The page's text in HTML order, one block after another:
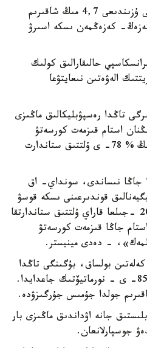
ماسەلەن، تاياۋ جىلدارى جالپى ۇزىندىعى 4,7 مىڭ شاقىرىم
كەزەڭمەن ىسكە اسىرۋ
حالىقارالىق كولىك
الەۋەتىن نىعايتۋعا
تاڭدا رەسپۋبليكالىق ماڭىزى
بويىندا 1,6 مىڭنان استام قىزمەت كورسەتۋ
نىسانى جۇمىس ىستەيدى، ونىڭ % 78- ى ۇلتتىق ستاندارت
«جىل سوڭىنا دەيىن تاعى 78 جاڭا نىساندى، سونداي- اق
قوندىرعىنى ىسكە قوسۋ
جوسپارلانىپ وتىر. جالپى 2029 -جىلعا قاراي ۇلتتىق ستاندارتقا
300-دەن استام جاڭا قىزمەت كورسەتۋ
- دەدى مينيستر.
بولساق، بۇگىنگى تاڭدا
70 مىڭ شاقىرىم جولدىڭ % 85- ى - نورماتيۆتىك جاعدايدا.
وبلىستىق جانە اۋداندىق ماڭىزى بار